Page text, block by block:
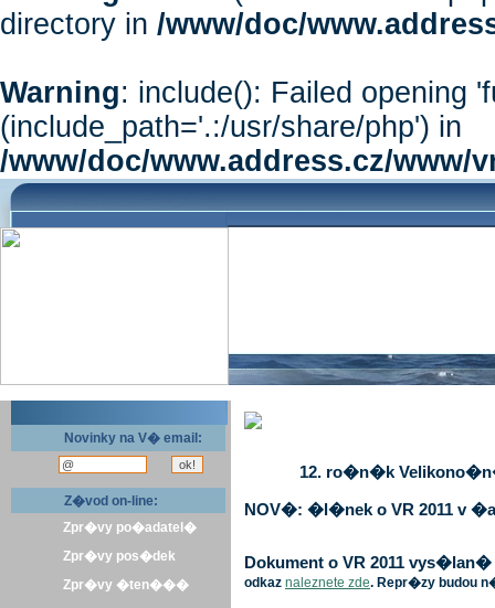
directory in /www/doc/
Warning: include(): Failed opening
(include_path='.:/usr/share/php') in
/www/doc/www.address.cz/www/
Novinky na V� email:
Z�vod on-line:
Zpr�vy po�adatel�
Zpr�vy pos�dek
Zpr�vy �ten���
12. ro�n�k
NOV�: �l�nek o VR 2011 v
Dokument o VR 2011
odkaz naleznete zde. Repr�zy budou